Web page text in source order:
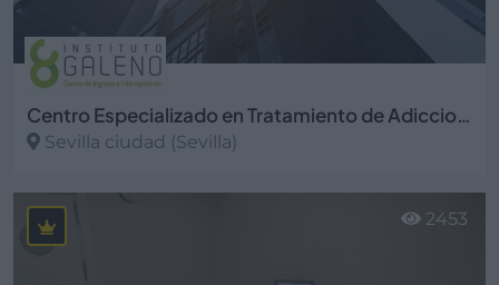
Centro Especializado en Tratamiento de Adicciones Instituto Galeno S.L.
Sevilla ciudad (Sevilla)
Ver más
2453